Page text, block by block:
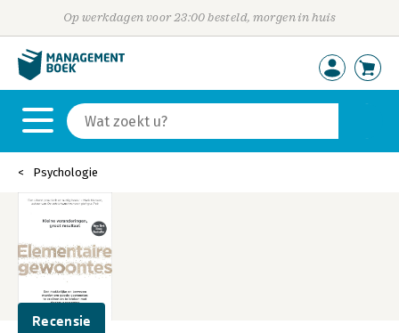
Op werkdagen voor 23:00 besteld, morgen in huis
Psychologie
Recensie